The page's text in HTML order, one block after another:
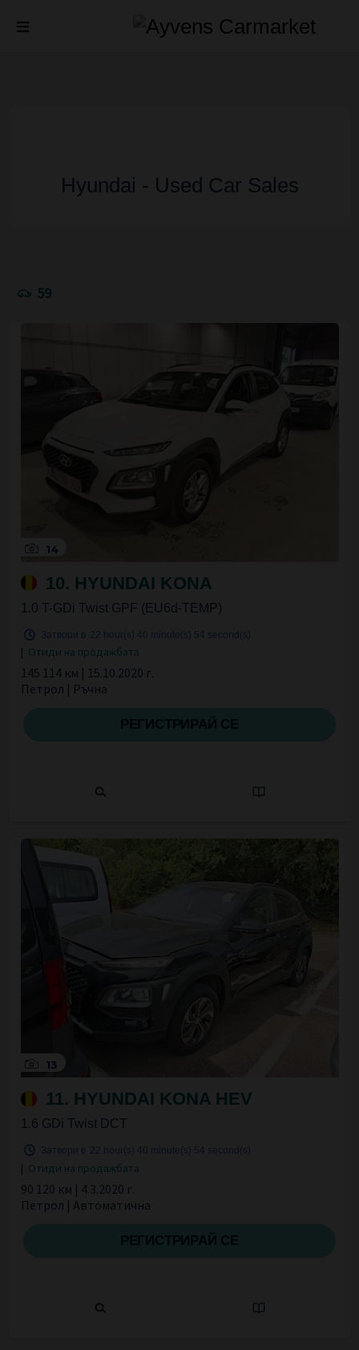
Hyundai - Used Car Sales
59
14
10. HYUNDAI KONA
1.0 T-GDi Twist GPF (EU6d-TEMP)
Затвори в 22 hour(s) 40 minute(s) 53 second(s)
| Отиди на продажбата
145 114 км | 15.10.2020 г.
Петрол | Ръчна
13
11. HYUNDAI KONA HEV
1.6 GDi Twist DCT
Затвори в 22 hour(s) 40 minute(s) 53 second(s)
| Отиди на продажбата
90 120 км | 4.3.2020 г.
Петрол | Автоматична